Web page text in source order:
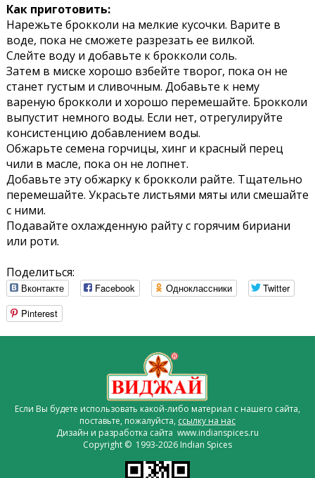
Как приготовить:
Нарежьте брокколи на мелкие кусочки. Варите в
воде, пока не сможете разрезать ее вилкой.
Слейте воду и добавьте к брокколи соль.
Затем в миске хорошо взбейте творог, пока он не
станет густым и сливочным. Добавьте к нему
вареную брокколи и хорошо перемешайте. Брокколи
выпустит немного воды. Если нет, отрегулируйте
консистенцию добавлением воды.
Обжарьте семена горчицы, хинг и красный перец
чили в масле, пока он не лопнет.
Добавьте эту обжарку к брокколи райте. Тщательно
перемешайте. Украсьте листьями мяты или смешайте
с ними.
Подавайте охлажденную райту с горячим бириани
или роти.
Поделиться:
Вконтакте Facebook Одноклассники
Twitter
Pinterest
Если Вы будете использовать какой-либо материал с нашего сайта,
поставьте, пожалуйста, ссылку на нас
Дизайн и разработка сайта www.indianspices.ru
Copyright © 1993-2026 Indian Spices